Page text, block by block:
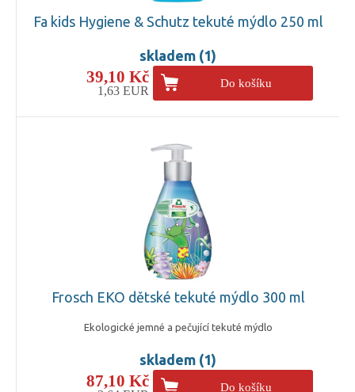
Fa kids Hygiene & Schutz tekuté mýdlo 250 ml
skladem (1)
39,10 Kč
1,63 EUR
Do košíku
Frosch EKO dětské tekuté mýdlo 300 ml
Ekologické jemné a pečující tekuté mýdlo
skladem (1)
87,10 Kč Do košíku